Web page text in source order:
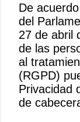
P
u
b
l
i
c
a
De
del
27 de abril
de las
al
(RGPD)
Privacidad
de